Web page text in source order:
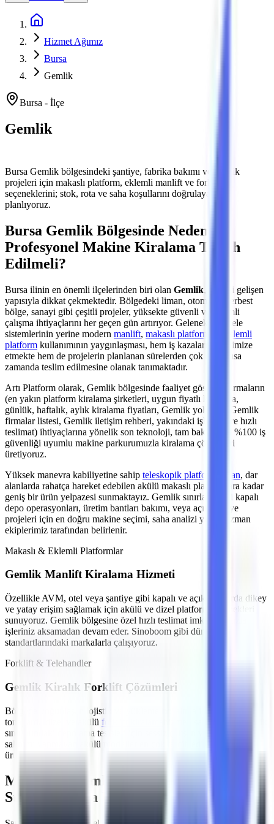
Hizmet Ağımız
Bursa
Gemlik
Bursa - İlçe
Gemlik
Bursa Gemlik bölgesindeki şantiye, fabrika bakımı ve lojistik
projeleri için makaslı platform, eklemli manlift ve forklift
seçeneklerini; stok, rota ve saha koşullarını doğrulayarak
planlıyoruz.
Bursa Gemlik Bölgesinde Neden
Profesyonel Makine Kiralama Tercih
Edilmeli?
Bursa ilinin en önemli ilçelerinden biri olan Gemlik, sürekli gelişen
yapısıyla dikkat çekmektedir. Bölgedeki liman, otomotiv, serbest
bölge, sanayi gibi çeşitli projeler, yüksekte güvenli ve verimli
çalışma ihtiyaçlarını her geçen gün artırıyor. Geleneksel iskele
sistemlerinin yerine modern manlift, makaslı platform
eklemli
platform kullanımının yaygınlaşması, hem iş kazalarını minimize
etmekte hem de projelerin planlanan sürelerden çok daha kısa
zamanda teslim edilmesine olanak tanımaktadır.
Artı Platform olarak, Gemlik bölgesinde faaliyet gösteren firmaların
(en yakın platform kiralama şirketleri, uygun fiyatlı kiralama,
günlük, haftalık, aylık kiralama fiyatları, Gemlik yol tarifi, Gemlik
firmalar listesi, Gemlik iletişim rehberi, yakındaki işletmelere hızlı
teslimat) ihtiyaçlarına yönelik son teknoloji, tam bakımlı ve %100 iş
güvenliği uyumlu makine parkurumuzla kiralama çözümleri
üretiyoruz.
Yüksek manevra kabiliyetine sahip teleskopik platformlardan, dar
alanlarda rahatça hareket edebilen akülü makaslı platformlara kadar
geniş bir ürün yelpazesi sunmaktayız. Gemlik sınırlarındaki kapalı
depo operasyonları, üretim bantları bakımı, veya açık şantiye
projeleri için en doğru makine seçimi, saha analizi yapan uzman
ekiplerimiz tarafından belirlenir.
Makaslı & Eklemli Platformlar
Gemlik Manlift Kiralama Hizmeti
Özellikle AVM, otel veya şantiye gibi kapalı ve açık alanlarda dikey
ve yatay erişim sağlamak için akülü ve dizel platform seçenekleri
sunuyoruz. Gemlik bölgesine özel hızlı teslimat imkanlarımızla
işleriniz aksamadan devam eder. Sinoboom gibi dünya
standartlarındaki markalarla çalışıyoruz.
Forklift & Telehandler
Gemlik Kiralık Forklift Çözümleri
Bölgede yoğunlaşan lojistik ve yükleme-boşaltma işleri
tonajlarda dizel ve akülü forklift kiralama
sınırlarındaki depolama tesisleri için sessiz çalışan ve emisyon
salınımı yapmayan akülü modeller en çok tercih edilen
ürünlerimizdir.
MMO Denetimli ve İş Güvenliği
Standartlarına Uygun Filo